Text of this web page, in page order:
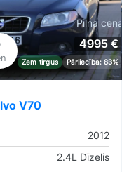
Pilna cena
4995 €
Zem tirgus Pārliecība: 83%
V70
2012
2.4L Dīzelis